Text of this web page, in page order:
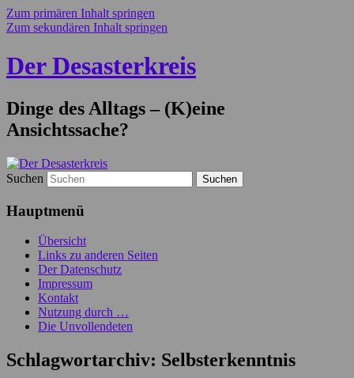
Zum primären Inhalt springen
Zum sekundären Inhalt springen
Der Desasterkreis
Dinge des Alltags – (K)eine
Ansichtssache?
Suchen
Hauptmenü
Übersicht
Links zu anderen Seiten
Der Datenschutz
Impressum
Kontakt
Nutzung durch …
Die Unvollendeten
Schlagwortarchiv: Selbsterkenntnis